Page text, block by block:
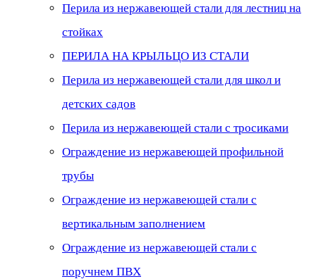
Перила из нержавеющей стали для лестниц на
стойках
ПЕРИЛА НА КРЫЛЬЦО ИЗ СТАЛИ
Перила из нержавеющей стали для школ и
детских садов
Перила из нержавеющей стали с тросиками
Ограждение из нержавеющей профильной
трубы
Ограждение из нержавеющей стали с
вертикальным заполнением
Ограждение из нержавеющей стали с
поручнем ПВХ